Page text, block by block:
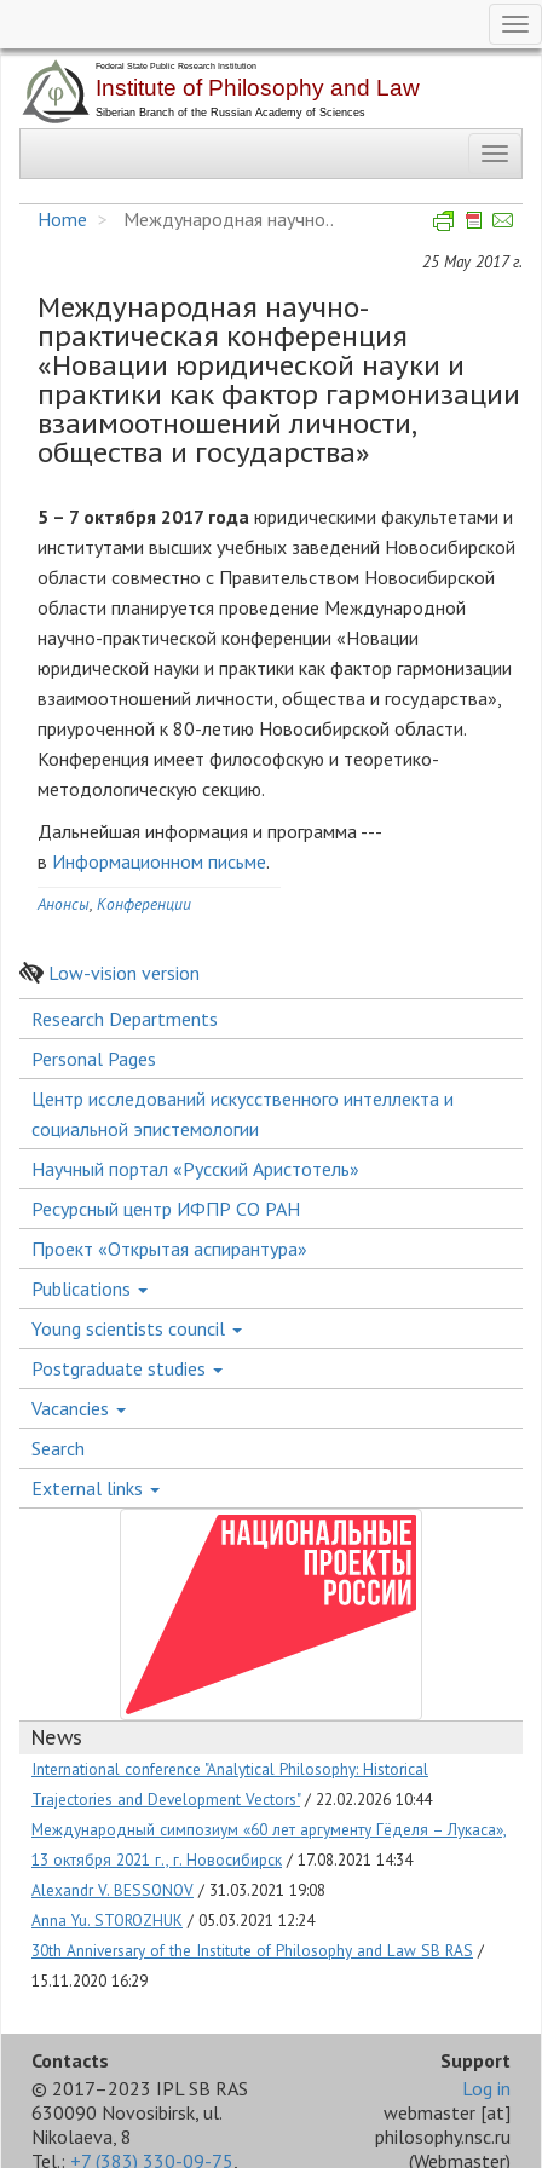
main
Home
Международная научно..
25 May 2017 г.
Международная научно-
практическая конференция
«Новации юридической науки и
практики как фактор гармонизации
взаимоотношений личности,
общества и государства»
5 – 7 октября 2017 года юридическими факультетами и
институтами высших учебных заведений Новосибирской
области совместно с Правительством Новосибирской
области планируется проведение Международной
научно-практической конференции «Новации
юридической науки и практики как фактор гармонизации
взаимоотношений личности, общества и государства»,
приуроченной к 80-летию Новосибирской области.
Конференция имеет философскую и теоретико-
методологическую секцию.
Дальнейшая информация и программа ---
в Информационном письме.
Анонсы Конференции
Low-vision version
Боковое
меню
Research Departments
Personal Pages
Центр исследований искусственного интеллекта и
социальной эпистемологии
Научный портал «Русский Аристотель»
Ресурсный центр ИФПР СО РАН
Проект «Открытая аспирантура»
Publications
Young scientists council
Postgraduate studies
Vacancies
Search
External links
News
International conference "Analytical Philosophy: Historical
Trajectories and Development Vectors"
22.02.2026 10:44
Международный симпозиум «60 лет аргументу Гёделя – Лукаса»,
13 октября 2021 г., г. Новосибирск
17.08.2021 14:34
Alexandr V. BESSONOV
31.03.2021 19:08
Anna Yu. STOROZHUK
05.03.2021 12:24
30th Anniversary of the Institute of Philosophy and Law SB RAS
15.11.2020 16:29
Contacts
© 2017–2023 IPL SB RAS
630090 Novosibirsk, ul.
Nikolaeva, 8
Tel.: +7 (383) 330-09-75,
Support
Log in
webmaster [at]
philosophy.nsc.ru
(Webmaster)